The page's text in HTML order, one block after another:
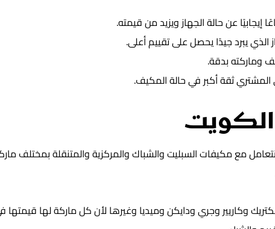
عن حالة الجهاز ويزيد من قيمته.
يبرد جيدًا يحصل على تقييم أعلى.
وماركته بدقة.
ثقة أكبر في حالة المكيف.
الكويت
مع مكيفات السبليت والشباك والمركزية والمتنقلة بمختلف
وكاريير وجري ودايكن وميديا وغيرها لأن كل ماركة لها